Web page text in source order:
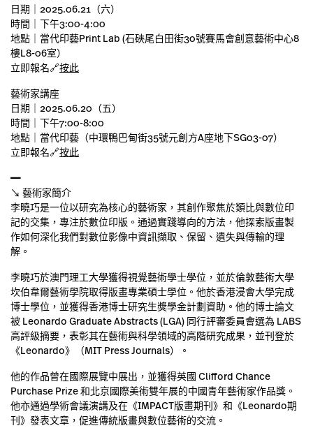
日期｜2025.06.21（六）
時間｜下午3:00-4:00
地點｜當代印藝Print Lab (石硤尾白田街30號賽馬會創意藝術中心8
樓L8-06室）
立即報名🔗按此
藝術家講座
日期｜2025.06.20（五）
時間｜下午7:00-8:00
地點｜當代印藝（中環鴨巴甸街35號元創方A座地下SG03-07）
立即報名🔗按此
━
↘ 藝術家簡介
李曉巧是一位以研究為核心的藝術家，其創作聚焦於類比與數位印
記的交集，專注於數位印版。通過實踐導向的方法，他探索版畫製
作如何深化我們對數位影像中資訊擷取、保留、遺失與傳輸的理
解。
李曉巧於澳門理工大學獲得視覺藝術學士學位，並於倫敦藝術大學
坎伯韋爾藝術學院取得版畫專業碩士學位。他於香港浸會大學完成
博士學位，並獲得香港博士研究生獎學金計劃資助。他的博士論文
被 Leonardo Graduate Abstracts (LGA) 同行評審委員會選為 LABS
高評級摘要，表彰其在藝術與科學領域的高階研究成果，並刊登於
《Leonardo》（MIT Press Journals）。
他的作品曾在國際展覽中展出，並獲得英國 Clifford Chance
Purchase Prize 和北京國際美術雙年展的中國青年藝術家作品獎。
他亦通過學術會議演講及在《IMPACT版畫期刊》和《Leonardo期
刊》發表文章，促進傳統版畫與數位藝術的交流。